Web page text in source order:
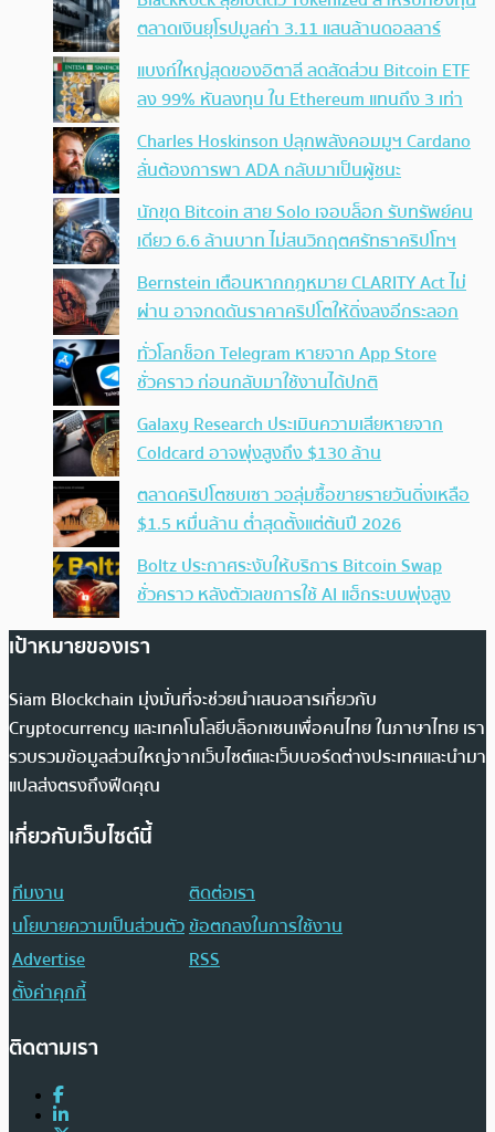
ตลาดเงินยุโรปมูลค่า 3.11 แสนล้านดอลลาร์
แบงก์ใหญ่สุดของอิตาลี ลดสัดส่วน Bitcoin ETF
ลง 99% หันลงทุน ใน Ethereum แทนถึง 3 เท่า
Charles Hoskinson ปลุกพลังคอมมูฯ Cardano
ลั่นต้องการพา ADA กลับมาเป็นผู้ชนะ
นักขุด Bitcoin สาย Solo เจอบล็อก รับทรัพย์คน
เดียว 6.6 ล้านบาท ไม่สนวิกฤตศรัทธาคริปโทฯ
Bernstein เตือนหากกฎหมาย CLARITY Act ไม่
ผ่าน อาจกดดันราคาคริปโตให้ดิ่งลงอีกระลอก
ทั่วโลกช็อก Telegram หายจาก App Store
ชั่วคราว ก่อนกลับมาใช้งานได้ปกติ
Galaxy Research ประเมินความเสียหายจาก
Coldcard อาจพุ่งสูงถึง $130 ล้าน
ตลาดคริปโตซบเซา วอลุ่มซื้อขายรายวันดิ่งเหลือ
$1.5 หมื่นล้าน ต่ำสุดตั้งแต่ต้นปี 2026
Boltz ประกาศระงับให้บริการ Bitcoin Swap
ชั่วคราว หลังตัวเลขการใช้ AI แฮ็กระบบพุ่งสูง
เป้าหมายของเรา
Siam Blockchain มุ่งมั่นที่จะช่วยนำเสนอสารเกี่ยวกับ
Cryptocurrency และเทคโนโลยีบล็อกเชนเพื่อคนไทย ในภาษาไทย เรา
รวบรวมข้อมูลส่วนใหญ่จากเว็บไซต์และเว็บบอร์ดต่างประเทศและนำมา
แปลส่งตรงถึงฟีดคุณ
เกี่ยวกับเว็บไซต์นี้
ทีมงาน
ติดต่อเรา
นโยบายความเป็นส่วนตัวข้อตกลงในการใช้งาน
Advertise
RSS
ตั้งค่าคุกกี้
ติดตามเรา